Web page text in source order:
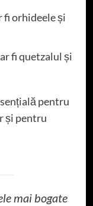
fi orhideele și
fi quetzalul și
pentru
și pentru
mai bogate